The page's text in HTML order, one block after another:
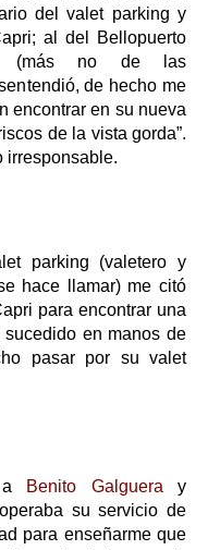
del valet parking y
al del Bellopuerto
(más no de las
de hecho me
encontrar en su nueva
de la vista gorda”.
irresponsable.
parking (valetero y
hace llamar) me citó
para encontrar una
en manos de
pasar por su valet
a Benito Galguera y
su servicio de
para enseñarme que